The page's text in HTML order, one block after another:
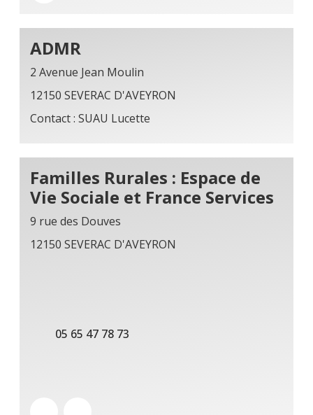
ADMR
2 Avenue Jean Moulin
12150 SEVERAC D'AVEYRON
Contact : SUAU Lucette
Familles Rurales : Espace de
Vie Sociale et France Services
9 rue des Douves
12150 SEVERAC D'AVEYRON
05 65 47 78 73